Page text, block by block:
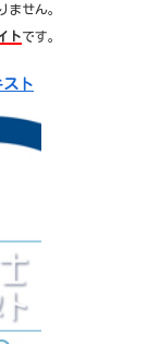
せん。
トです。
ト